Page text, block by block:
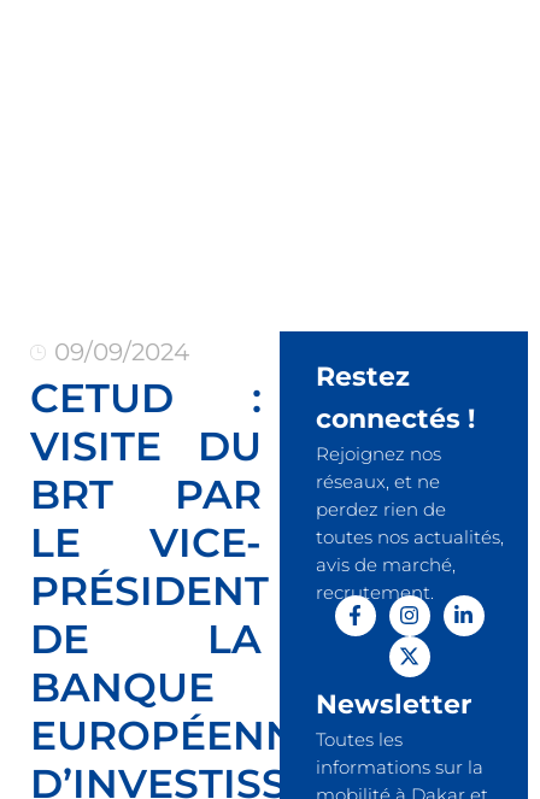
09/09/2024
CETUD :
VISITE DU
BRT PAR
LE VICE-
PRÉSIDENT
DE LA
BANQUE
EUROPÉENNE
D’INVESTISSEMENT
Restez
connectés !
Rejoignez nos
réseaux, et ne
perdez rien de
toutes nos actualités,
avis de marché,
recrutement.
Newsletter
Toutes les
informations sur la